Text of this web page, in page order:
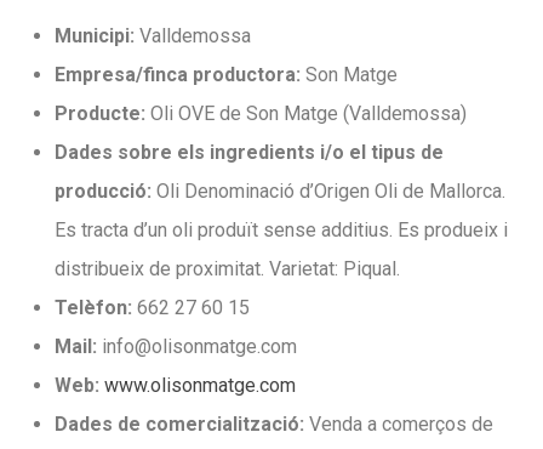
Municipi: Valldemossa
Empresa/finca productora: Son Matge
Producte: Oli OVE de Son Matge (Valldemossa)
Dades sobre els ingredients i/o el tipus de
producció: Oli Denominació d’Origen Oli de Mallorca.
Es tracta d’un oli produït sense additius. Es produeix i
distribueix de proximitat. Varietat: Piqual.
Telèfon: 662 27 60 15
Mail: info@olisonmatge.com
Web: www.olisonmatge.com
Dades de comercialització: Venda a comerços de